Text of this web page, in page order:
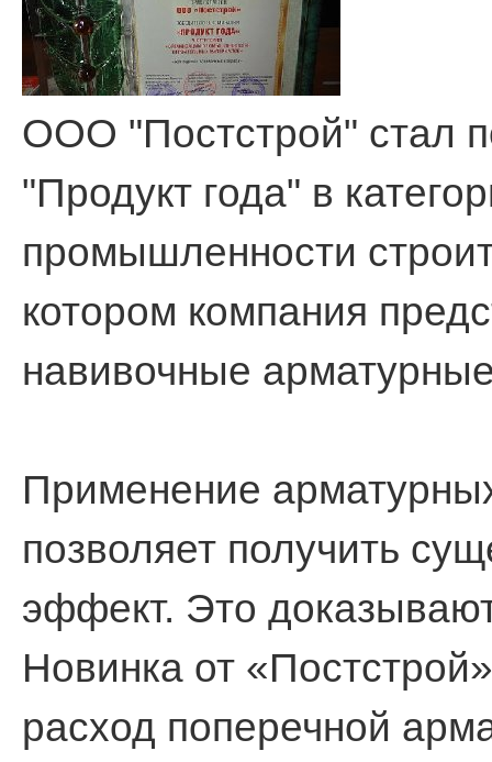
ООО "Постстрой" стал
"Продукт года" в
промышленности
котором компания
навивочные
Применение
позволяет получить
эффект. Это
Новинка от
расход поперечной